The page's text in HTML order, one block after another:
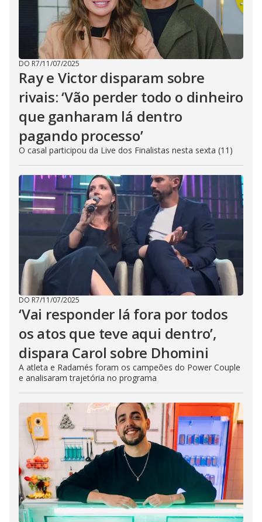
DO R7/11/07/2025
Ray e Victor disparam sobre
rivais: ‘Vão perder todo o dinheiro
que ganharam lá dentro
pagando processo’
O casal participou da Live dos Finalistas nesta sexta (11)
DO R7/11/07/2025
‘Vai responder lá fora por todos
os atos que teve aqui dentro’,
dispara Carol sobre Dhomini
A atleta e Radamés foram os campeões do Power Couple
e analisaram trajetória no programa